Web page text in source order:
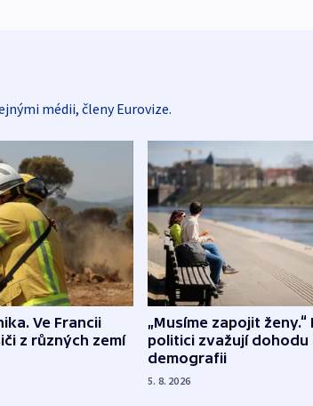
médii, členy Eurovize.
Ve Francii
z různých zemí
„Musíme zapojit
politici zvažují dohodu
demografii
5. 8. 2026